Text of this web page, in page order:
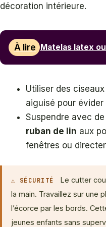
décoration intérieure.
À lire Matelas latex
Utiliser des
aiguisé pour
Suspendre avec de
ruban de lin aux
fenêtres ou
⚠ SÉCURITÉ
Le cutter
la main. Travaillez sur une
l’écorce par les bords.
jeunes enfants sans